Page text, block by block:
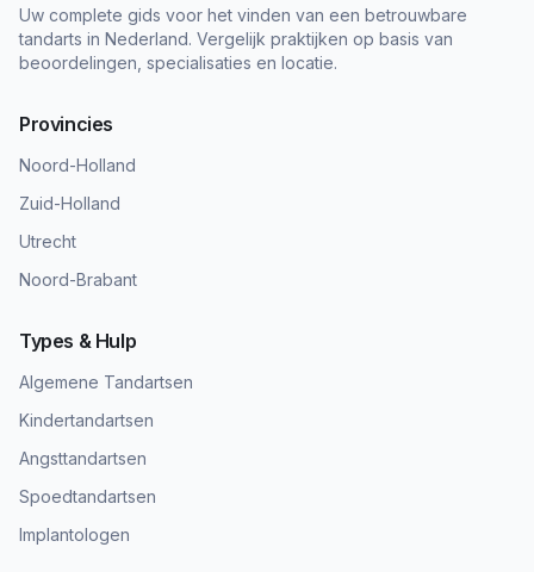
Uw complete gids voor het vinden van een betrouwbare
tandarts in Nederland. Vergelijk praktijken op basis van
beoordelingen, specialisaties en locatie.
Provincies
Noord-Holland
Zuid-Holland
Utrecht
Noord-Brabant
Types & Hulp
Algemene Tandartsen
Kindertandartsen
Angsttandartsen
Spoedtandartsen
Implantologen